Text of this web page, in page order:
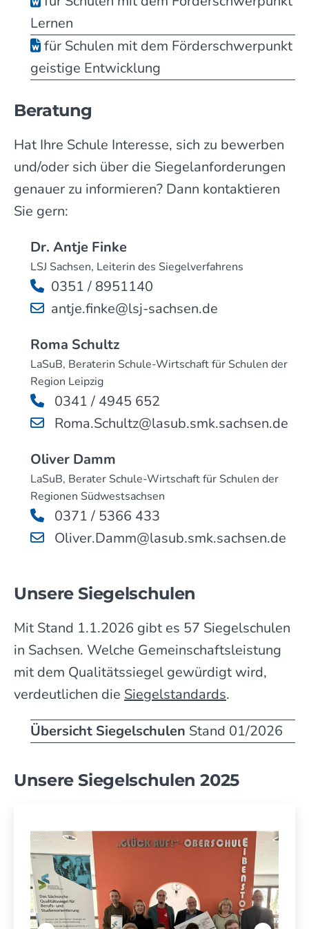
Lernen
für Schulen mit dem Förderschwerpunkt
geistige Entwicklung
Beratung
Hat Ihre Schule Interesse, sich zu bewerben
und/oder sich über die Siegelanforderungen
genauer zu informieren? Dann kontaktieren
Sie gern:
Dr. Antje Finke
LSJ Sachsen, Leiterin des Siegelverfahrens
0351 / 8951140
antje.finke@lsj-sachsen.de
Roma Schultz
LaSuB, Beraterin Schule-Wirtschaft für Schulen der
Region Leipzig
0341 / 4945 652
Roma.Schultz@lasub.smk.sachsen.de
Oliver Damm
LaSuB, Berater Schule-Wirtschaft für Schulen der
Regionen Südwestsachsen
0371 / 5366 433
Oliver.Damm@lasub.smk.sachsen.de
Unsere Siegelschulen
Mit Stand 1.1.2026 gibt es 57 Siegel­schulen
in Sachsen. Welche Gemein­schafts­leistung
mit dem Qualitäts­siegel gewür­digt wird,
verdeut­lichen die Siegel­standards.
Übersicht Siegelschulen Stand 01/2026
Unsere Siegelschulen 2025